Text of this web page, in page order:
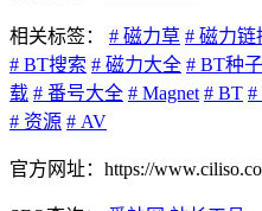
相关标签： # 磁力草 # 磁力链
# BT搜索 # 磁力大全 # BT种子
载 # 番号大全 # Magnet # BT #
# 资源 # AV
官方网址：https://